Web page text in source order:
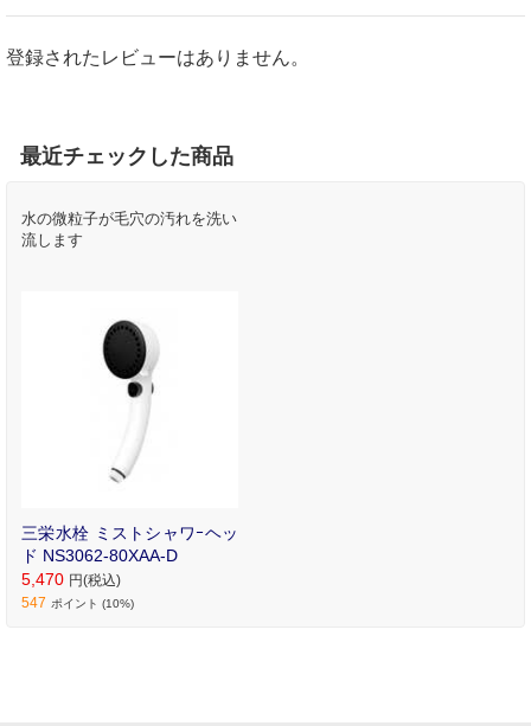
登録されたレビューはありません。
最近チェックした商品
水の微粒子が毛穴の汚れを洗い
流します
三栄水栓 ミストシャワｰヘッ
ド NS3062-80XAA-D
5,470 円(税込)
547 ポイント (10%)